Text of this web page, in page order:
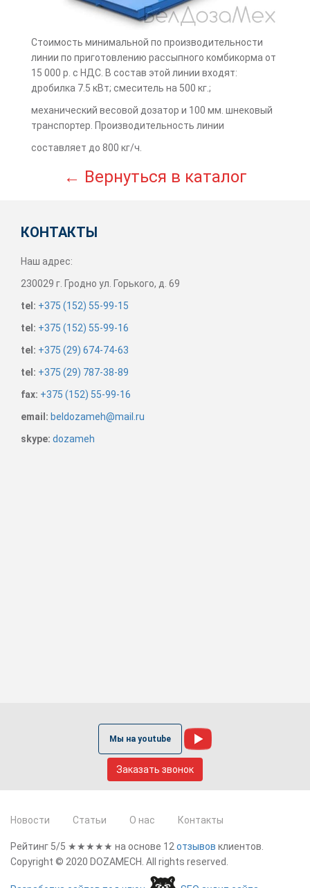
Стоимость минимальной по производительности
линии по приготовлению рассыпного комбикорма от
15 000 р. с НДС. В состав этой линии входят:
дробилка 7.5 кВт; смеситель на 500 кг.;
механический весовой дозатор и 100 мм. шнековый
транспортер. Производительность линии
составляет до 800 кг/ч.
← Вернуться в каталог
КОНТАКТЫ
Наш адрес:
230029 г. Гродно ул. Горького, д. 69
tel: +375 (152) 55-99-15
tel: +375 (152) 55-99-16
tel: +375 (29) 674-74-63
tel: +375 (29) 787-38-89
fax: +375 (152) 55-99-16
email: beldozameh@mail.ru
skype: dozameh
Мы на youtube
Заказать звонок
Новости Статьи О нас Контакты
Рейтинг 5/5 ★★★★★ на основе 12 отзывов клиентов.
Copyright © 2020 DOZAMECH. All rights reserved.